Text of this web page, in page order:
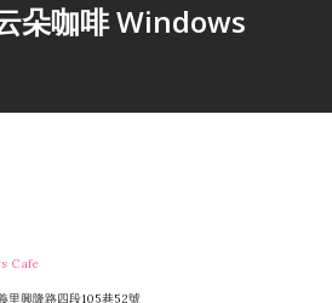
朵咖啡 Windows
Cafe
里興隆路四段105巷52號